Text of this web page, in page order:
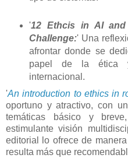
'12 Ethcis in AI and
Challenge:' Una
afrontar donde se
papel de la ética
internacional.
'An introduction to ethics in
oportuno y atractivo, con
temáticas básico y
estimulante visión
editorial lo ofrece de
resulta más que